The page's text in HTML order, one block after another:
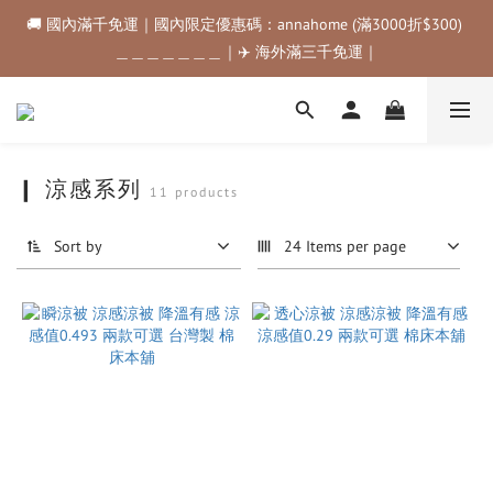
🚚 國內滿千免運｜國內限定優惠碼：annahome (滿3000折$300)
＿＿＿＿＿＿＿｜✈️ 海外滿三千免運｜
🚚 國內滿千免運｜國內限定優惠碼：annahome (滿3000折$300)
＿＿＿＿＿＿＿｜✈️ 海外滿三千免運｜
購物金折抵規範💰💰💰滿$500最高可折$50｜滿$1000最高可折
🚚 國內滿千免運｜國內限定優惠碼：annahome (滿3000折$300)
＿＿＿＿＿＿＿｜✈️ 海外滿三千免運｜
❙ 涼感系列 11 products
Sort by 24 Items per page